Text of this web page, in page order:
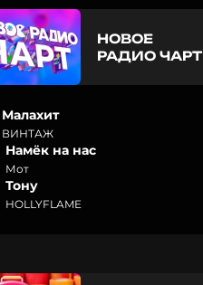
НОВОЕ
РАДИО ЧАРТ
Малахит
ВИНТАЖ
Намёк на нас
Мот
Тону
HOLLYFLAME